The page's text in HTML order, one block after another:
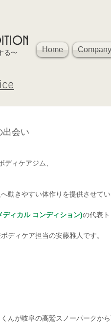
る〜 Home Company
出会い
ディケアジム、
動きやすい体作りを提供させてい
ィカル コンディション)の代表ト
ディケア担当の安藤雅人です。
んが岐阜の高鷲スノーパークから